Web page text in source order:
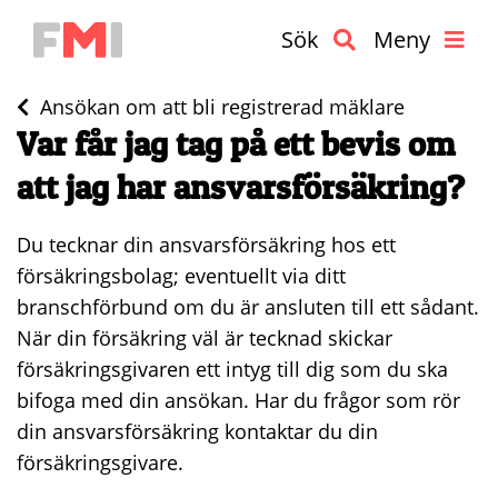
Sök Meny
Ansökan om att bli registrerad mäklare
Var får jag tag på ett bevis om
att jag har ansvarsförsäkring?
Du tecknar din ansvarsförsäkring hos ett
försäkringsbolag; eventuellt via ditt
branschförbund om du är ansluten till ett sådant.
När din försäkring väl är tecknad skickar
försäkringsgivaren ett intyg till dig som du ska
bifoga med din ansökan. Har du frågor som rör
din ansvarsförsäkring kontaktar du din
försäkringsgivare.